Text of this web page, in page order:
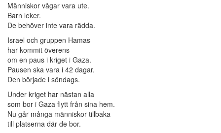
Människor vågar vara ute.
Barn leker.
De behöver inte vara rädda.
Israel och gruppen Hamas
har kommit överens
om en paus i kriget i Gaza.
Pausen ska vara i 42 dagar.
Den började i söndags.
Under kriget har nästan alla
som bor i Gaza flytt från sina hem.
Nu går många människor tillbaka
till platserna där de bor.